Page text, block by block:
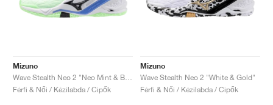
Mizuno
Férfi & Női / Kézilabda / Cipők
Mizuno
Wave Stealth Neo 2 "White & Gold"
Férfi & Női / Kézilabda / Cipők